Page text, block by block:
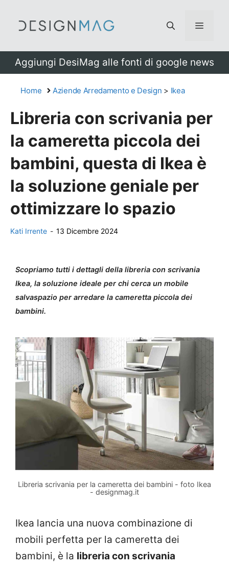
Menu
Aggiungi DesiMag alle fonti di google news
Home Aziende Arredamento e Design > Ikea
Libreria con scrivania per
la cameretta piccola dei
bambini, questa di Ikea è
la soluzione geniale per
ottimizzare lo spazio
Kati Irrente - 13 Dicembre 2024
Scopriamo tutti i dettagli della libreria con scrivania
Ikea, la soluzione ideale per chi cerca un mobile
salvaspazio per arredare la cameretta piccola dei
bambini.
Libreria scrivania per la cameretta dei bambini - foto Ikea
- designmag.it
Ikea lancia una nuova combinazione di
mobili perfetta per la cameretta dei
bambini, è la libreria con scrivania